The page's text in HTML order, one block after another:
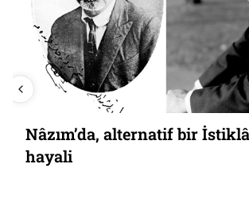
Nâzım’da, alternatif bir
hayali